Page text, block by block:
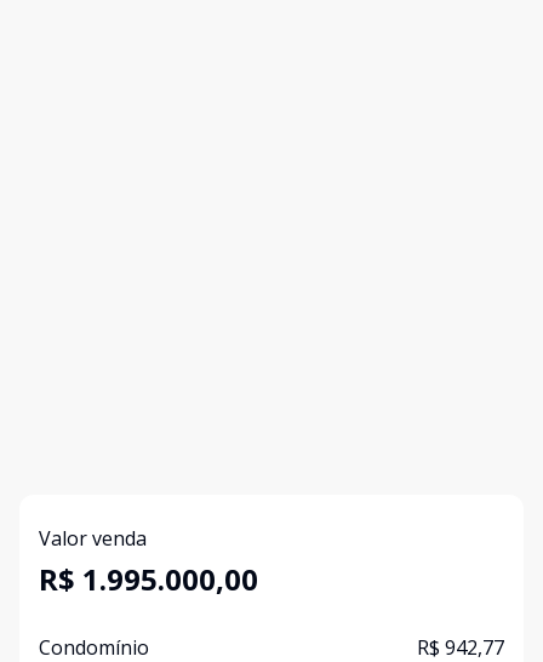
Valor venda
R$ 1.995.000,00
Condomínio R$ 942,77